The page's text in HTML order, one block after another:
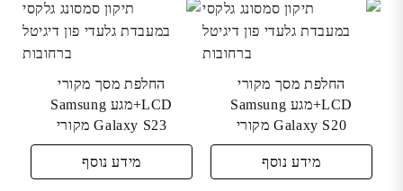
החלפת מסך מקורי
LCD+מגע Samsung
Galaxy S20 מקורי
מידע נוסף
החלפת מסך מקורי
LCD+מגע Samsung
Galaxy S23 מקורי
מידע נוסף